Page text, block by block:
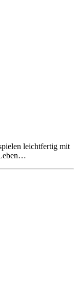
leichtfertig mit